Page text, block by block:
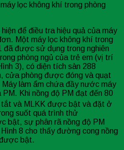
lọc không khí trong phòng
để điều tra hiệu quả của máy
Một máy lọc không khí trong
được sử dụng trong nghiên
phòng ngủ của trẻ em (vị trí
3), có diện tích sàn 288
cửa phòng được đóng và quạt
làm ẩm chứa đầy nước máy
Khi nồng độ PM đạt đến 80
và MLKK được bật và đặt ở
suốt quá trình thử
bật, sự phân rã nồng độ PM
8 cho thấy đường cong nồng
bật.